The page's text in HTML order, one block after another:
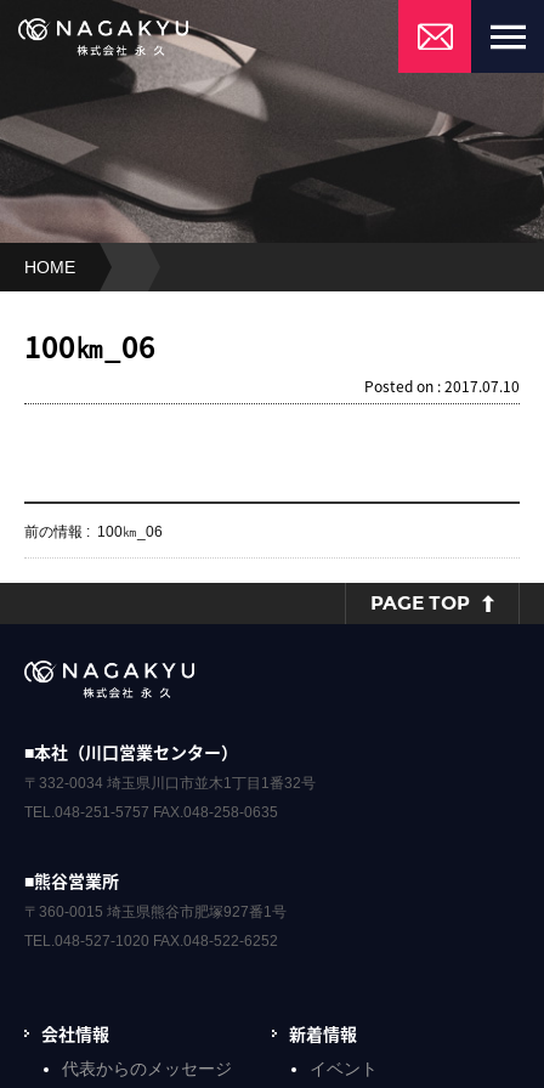
HOME
100㎞_06
Posted on : 2017.07.10
前の情報 : 100㎞_06
PAGE TOP
■本社（川口営業センター）
〒332-0034 埼玉県川口市並木1丁目1番32号
TEL.048-251-5757 FAX.048-258-0635
■熊谷営業所
〒360-0015 埼玉県熊谷市肥塚927番1号
TEL.048-527-1020 FAX.048-522-6252
会社情報
代表からのメッセージ
新着情報
イベント